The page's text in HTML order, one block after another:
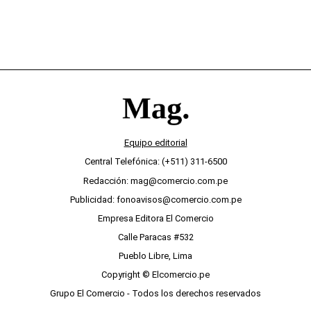
Equipo editorial
Central Telefónica: (+511) 311-6500
Redacción: mag@comercio.com.pe
Publicidad: fonoavisos@comercio.com.pe
Empresa Editora El Comercio
Calle Paracas #532
Pueblo Libre, Lima
Copyright © Elcomercio.pe
Grupo El Comercio - Todos los derechos reservados